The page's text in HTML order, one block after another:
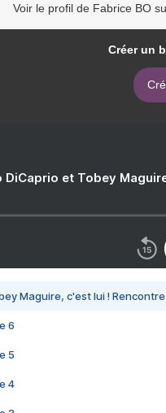
Voir le profil de Fabrice BO
Créer un
DiCaprio et Tobey
Maguire, c'est lui !
6
5
4